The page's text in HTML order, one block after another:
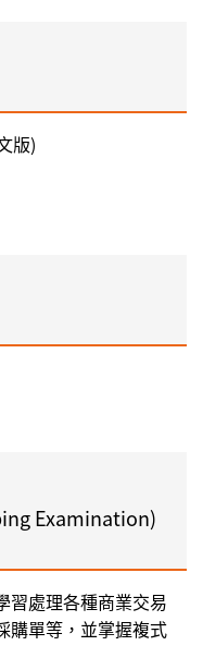
版)
Examination)
習處理各種商業交易
購單等，並掌握複式